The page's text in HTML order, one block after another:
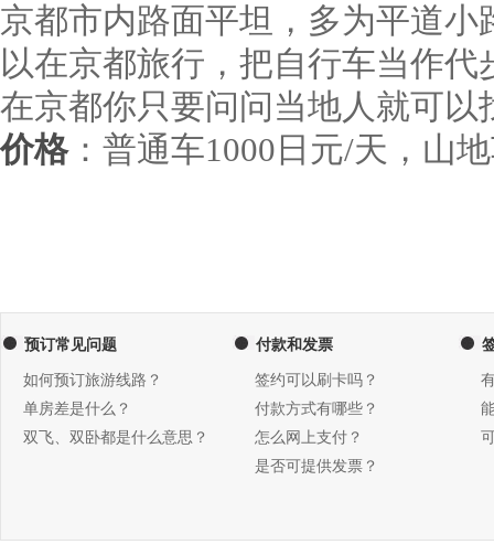
京都市内路面平坦，多为平道
以在京都旅行，把自行车当作
在京都你只要问问当地人就可
价格：普通车1000日元/天，山
预订常见问题
如何预订旅游线路？
单房差是什么？
双飞、双卧都是什么意思？
付款和发票
签约可以刷卡吗？
付款方式有哪些？
怎么网上支付？
是否可提供发票？